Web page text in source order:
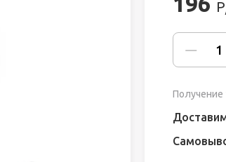
Получение